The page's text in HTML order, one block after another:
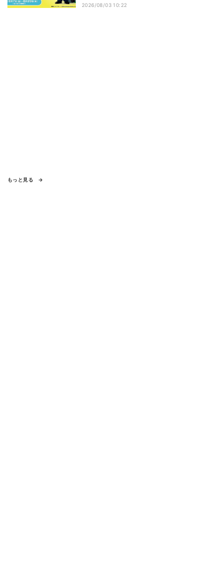
2026/08/03 10:22
もっと見る